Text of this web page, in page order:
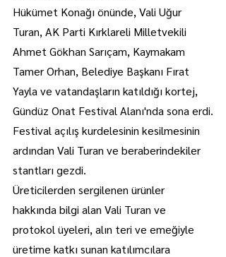
Hükümet Konağı önünde, Vali Uğur
Turan, AK Parti Kırklareli Milletvekili
Ahmet Gökhan Sarıçam, Kaymakam
Tamer Orhan, Belediye Başkanı Fırat
Yayla ve vatandaşların katıldığı kortej,
Gündüz Onat Festival Alanı'nda sona erdi.
Festival açılış kurdelesinin kesilmesinin
ardından Vali Turan ve beraberindekiler
stantları gezdi.
Üreticilerden sergilenen ürünler
hakkında bilgi alan Vali Turan ve
protokol üyeleri, alın teri ve emeğiyle
üretime katkı sunan katılımcılara